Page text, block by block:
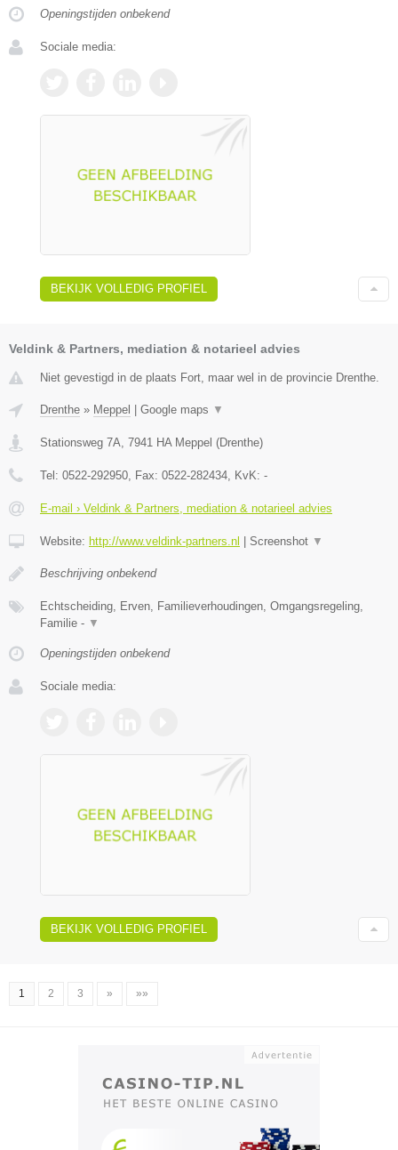
Openingstijden onbekend
Sociale media:
BEKIJK VOLLEDIG PROFIEL
Veldink & Partners, mediation & notarieel advies
Niet gevestigd in de plaats Fort, maar wel in de provincie Drenthe.
Drenthe » Meppel Google maps ▼
Stationsweg 7A, 7941 HA Meppel (Drenthe)
Tel: 0522-292950, Fax: 0522-282434, KvK: -
E-mail › Veldink & Partners, mediation & notarieel advies
Website: http://www.veldink-partners.nl Screenshot ▼
Beschrijving onbekend
Echtscheiding, Erven, Familieverhoudingen, Omgangsregeling,
Familie - ▼
Openingstijden onbekend
Sociale media:
BEKIJK VOLLEDIG PROFIEL
1 2 3 » »»